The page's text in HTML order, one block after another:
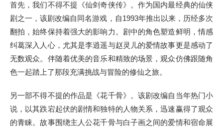
首先，我们不得不提《仙剑奇侠传》。作为国内最经典的仙侠
剧之一，该剧改编自同名游戏，自1993年推出以来，历经多次
翻拍，始终保持着强大的影响力。剧中的角色塑造鲜明，情感
纠葛深入人心，尤其是李逍遥与赵灵儿的爱情故事更是感动了
无数观众。伴随着优美的音乐和精致的场景，观众仿佛跟随角
色一起踏上了那段充满挑战与冒险的修仙之旅。
另一部不得不提的作品是《花千骨》。该剧改编自当年热门小
说，以其跌宕起伏的剧情和独特的人物关系，迅速赢得了观众
的青睐。故事围绕主人公花千骨与白子画之间的爱情和宿命展